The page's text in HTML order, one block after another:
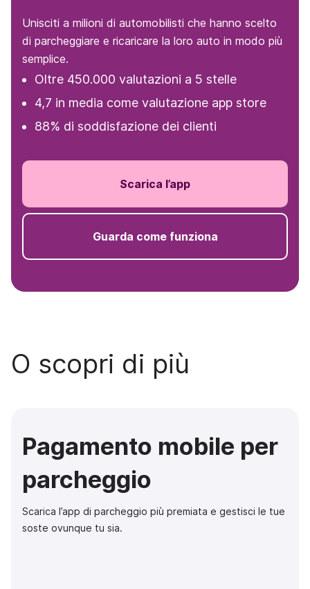
Unisciti a milioni di automobilisti che hanno scelto
di parcheggiare e ricaricare la loro auto in modo più
semplice.
Oltre 450.000 valutazioni a 5 stelle
4,7 in media come valutazione app store
88% di soddisfazione dei clienti
Scarica l’app
Guarda come funziona
O scopri di più
Pagamento mobile per
parcheggio
Scarica l’app di parcheggio più premiata e gestisci le tue
soste ovunque tu sia.